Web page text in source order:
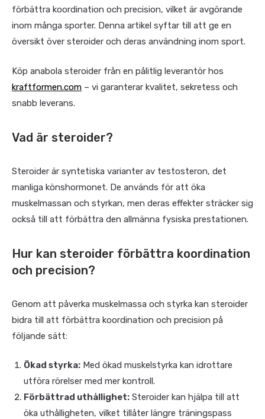
förbättra koordination och precision, vilket är avgörande
inom många sporter. Denna artikel syftar till att ge en
översikt över steroider och deras användning inom sport.
Köp anabola steroider från en pålitlig leverantör hos
kraftformen.com – vi garanterar kvalitet, sekretess och
snabb leverans.
Vad är steroider?
Steroider är syntetiska varianter av testosteron, det
manliga könshormonet. De används för att öka
muskelmassan och styrkan, men deras effekter sträcker sig
också till att förbättra den allmänna fysiska prestationen.
Hur kan steroider förbättra koordination
och precision?
Genom att påverka muskelmassa och styrka kan steroider
bidra till att förbättra koordination och precision på
följande sätt:
Ökad styrka: Med ökad muskelstyrka kan idrottare
utföra rörelser med mer kontroll.
Förbättrad uthållighet: Steroider kan hjälpa till att
öka uthålligheten, vilket tillåter längre träningspass